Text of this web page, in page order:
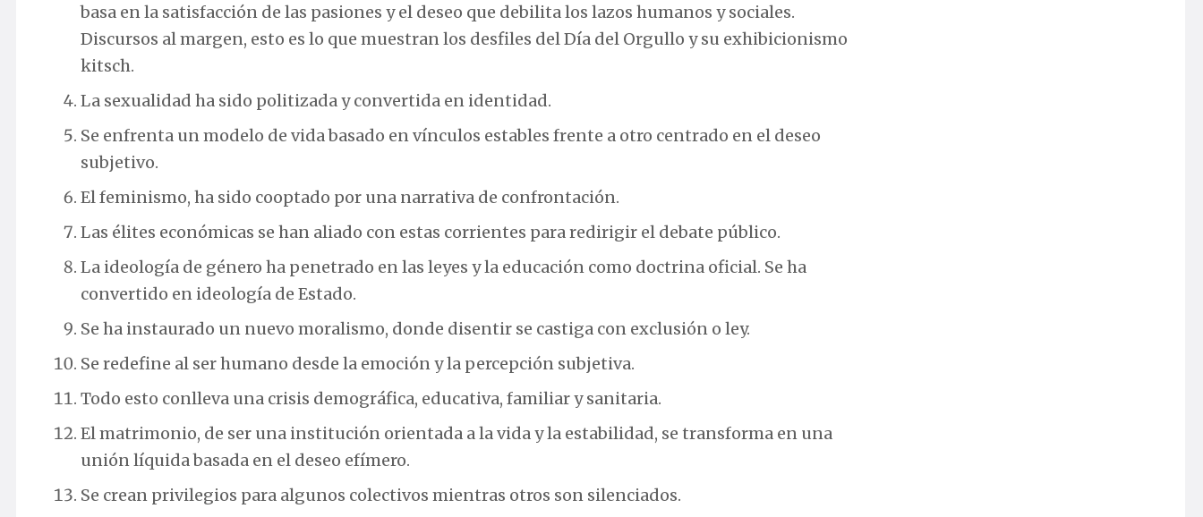
basa en la satisfacción de las pasiones y el deseo que debilita los lazos humanos y sociales.
Discursos al margen, esto es lo que muestran los desfiles del Día del Orgullo y su exhibicionismo
kitsch.
La sexualidad ha sido politizada y convertida en identidad.
Se enfrenta un modelo de vida basado en vínculos estables frente a otro centrado en el deseo
subjetivo.
El feminismo, ha sido cooptado por una narrativa de confrontación.
Las élites económicas se han aliado con estas corrientes para redirigir el debate público.
La ideología de género ha penetrado en las leyes y la educación como doctrina oficial. Se ha
convertido en ideología de Estado.
Se ha instaurado un nuevo moralismo, donde disentir se castiga con exclusión o ley.
Se redefine al ser humano desde la emoción y la percepción subjetiva.
Todo esto conlleva una crisis demográfica, educativa, familiar y sanitaria.
El matrimonio, de ser una institución orientada a la vida y la estabilidad, se transforma en una
unión líquida basada en el deseo efímero.
Se crean privilegios para algunos colectivos mientras otros son silenciados.